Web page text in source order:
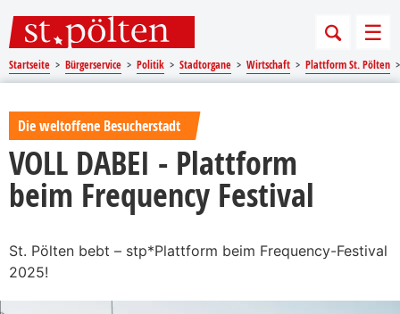
Startseite Bürgerservice Politik Stadtorgane Wirtschaft Plattform St. Pölten
Die weltoffene Besucherstadt
VOLL DABEI - Plattform
beim Frequency Festival
St. Pölten bebt – stp*Plattform beim Frequency-Festival
2025!